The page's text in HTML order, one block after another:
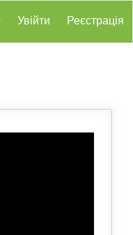
Увійти Реєстрація